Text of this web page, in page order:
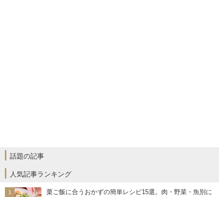
話題の記事
人気記事ランキング
栗ご飯に合うおかずの簡単レシピ15選。肉・野菜・魚別に